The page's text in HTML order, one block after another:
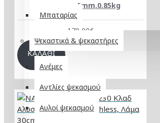
Μπαταρίας
Ψεκαστικά & ψεκαστήρες
Ανέμες
Αντλίες ψεκασμού
Αυλοί ψεκασμού
15mm/0-35mm,0.85kg
179,00€
ΚΑΛΆΘΙ